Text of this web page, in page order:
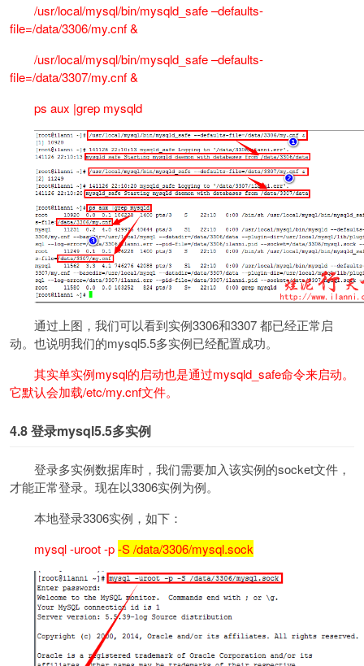
/usr/local/mysql/bin/mysqld_safe –defaults-
file=/data/3306/my.cnf &
/usr/local/mysql/bin/mysqld_safe –defaults-
file=/data/3307/my.cnf &
ps aux |grep mysqld
通过上图，我们可以看到实例3306和3307 都已经正常启
动。也说明我们的mysql5.5多实例已经配置成功。
其实单实例mysql的启动也是通过mysqld_safe命令来启动。
它默认会加载/etc/my.cnf文件。
4.8登录mysql5.5多实例
登录多实例数据库时，我们需要加入该实例的socket文件，
才能正常登录。现在以3306实例为例。
本地登录3306实例，如下：
mysql -uroot -p-S /data/3306/mysql.sock